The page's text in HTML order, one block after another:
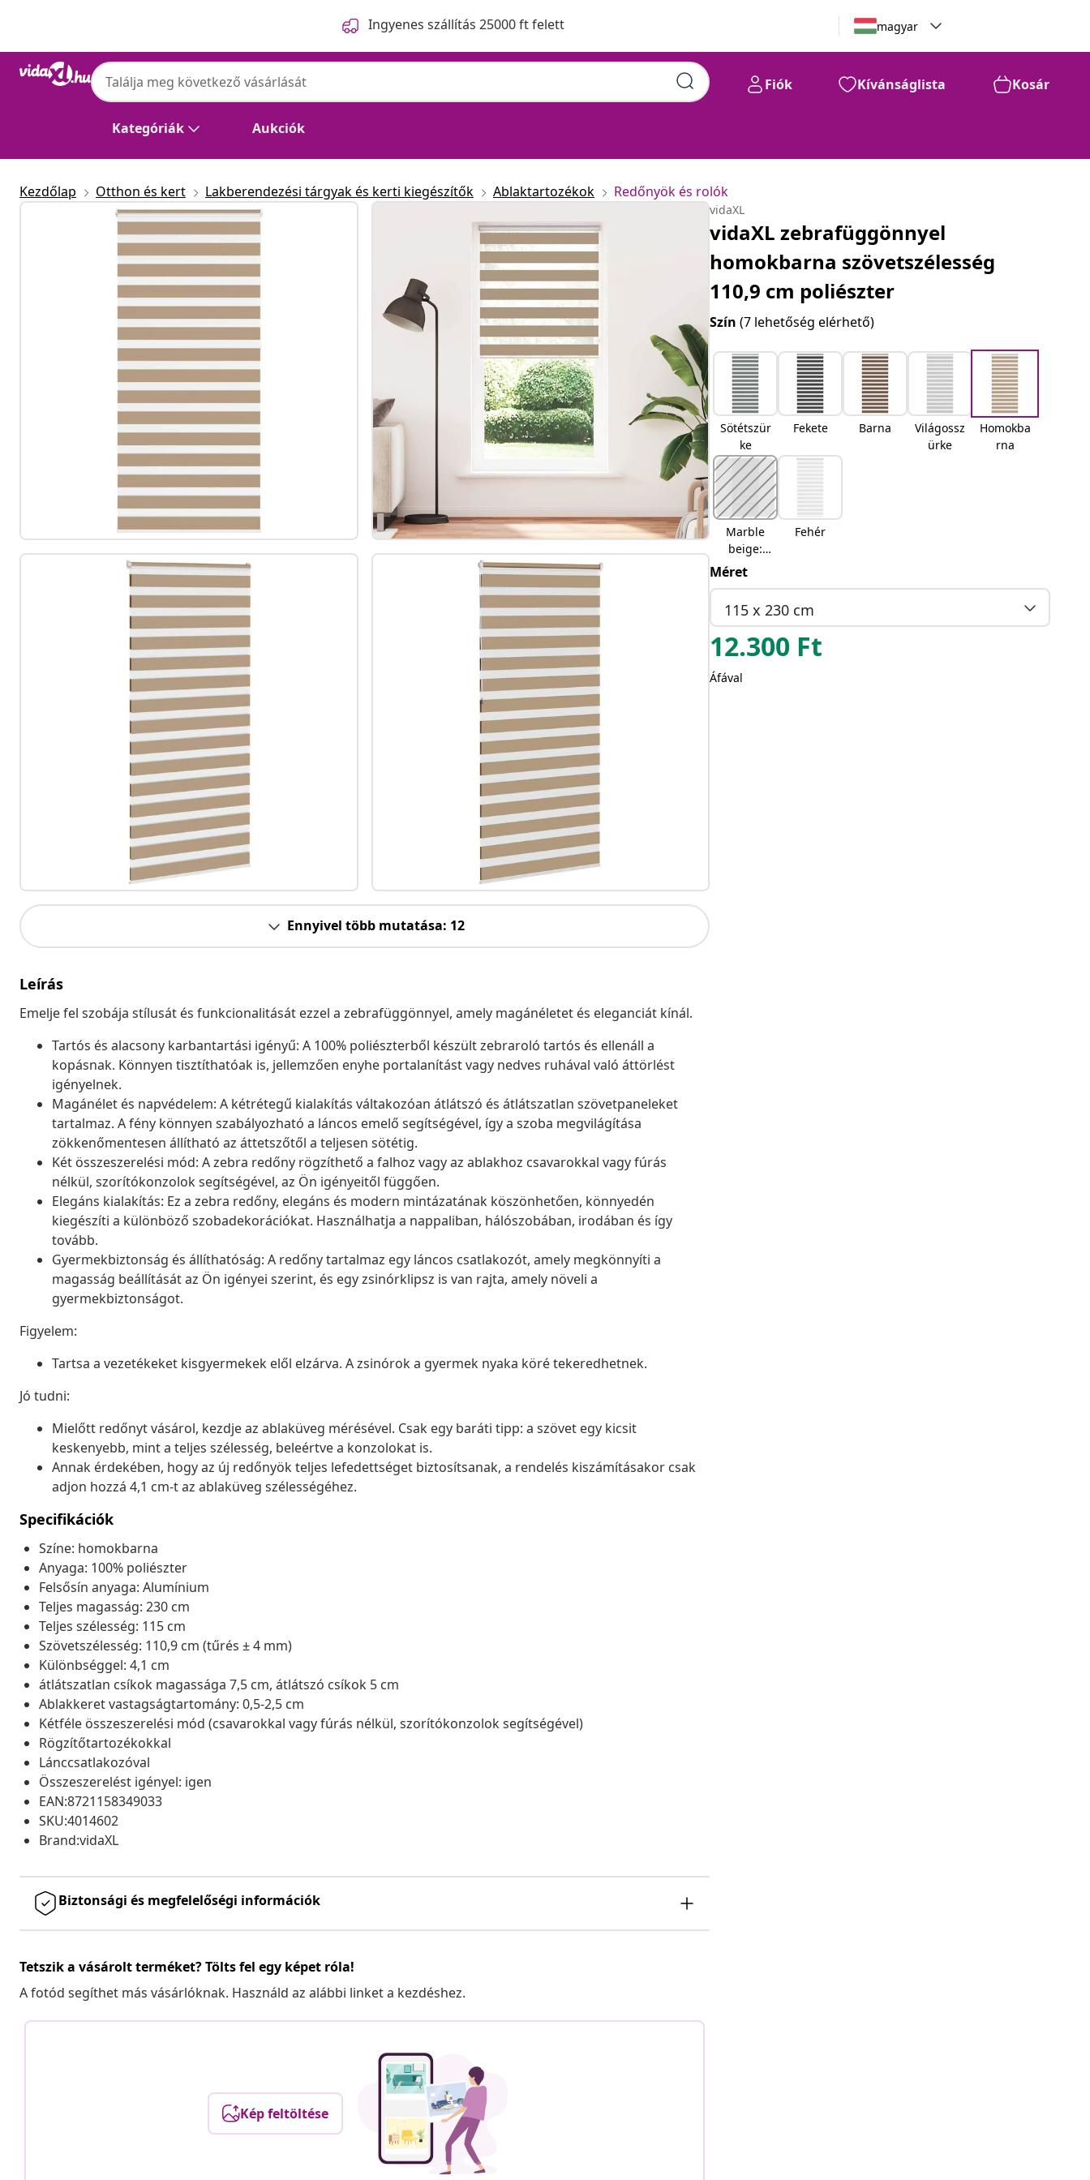
Ingyenes szállítás 25000 ft felett magyar
Kategóriák Aukciók
Fiók Kívánságlista Kosár
Kezdőlap Otthon és kert Lakberendezési tárgyak és kerti kiegészítők Ablaktartozékok Redőnyök és rolók
Ennyivel több mutatása: 12
Leírás
Emelje fel szobája stílusát és funkcionalitását ezzel a zebrafüggönnyel, amely magánéletet és eleganciát kínál.
Tartós és alacsony karbantartási igényű: A 100% poliészterből készült zebraroló tartós és ellenáll a
kopásnak. Könnyen tisztíthatóak is, jellemzően enyhe portalanítást vagy nedves ruhával való áttörlést
igényelnek.
Magánélet és napvédelem: A kétrétegű kialakítás váltakozóan átlátszó és átlátszatlan szövetpaneleket
tartalmaz. A fény könnyen szabályozható a láncos emelő segítségével, így a szoba megvilágítása
zökkenőmentesen állítható az áttetszőtől a teljesen sötétig.
Két összeszerelési mód: A zebra redőny rögzíthető a falhoz vagy az ablakhoz csavarokkal vagy fúrás
nélkül, szorítókonzolok segítségével, az Ön igényeitől függően.
Elegáns kialakítás: Ez a zebra redőny, elegáns és modern mintázatának köszönhetően, könnyedén
kiegészíti a különböző szobadekorációkat. Használhatja a nappaliban, hálószobában, irodában és így
tovább.
Gyermekbiztonság és állíthatóság: A redőny tartalmaz egy láncos csatlakozót, amely megkönnyíti a
magasság beállítását az Ön igényei szerint, és egy zsinórklipsz is van rajta, amely növeli a
gyermekbiztonságot.
Figyelem:
Tartsa a vezetékeket kisgyermekek elől elzárva. A zsinórok a gyermek nyaka köré tekeredhetnek.
Jó tudni:
Mielőtt redőnyt vásárol, kezdje az ablaküveg mérésével. Csak egy baráti tipp: a szövet egy kicsit
keskenyebb, mint a teljes szélesség, beleértve a konzolokat is.
Annak érdekében, hogy az új redőnyök teljes lefedettséget biztosítsanak, a rendelés kiszámításakor csak
adjon hozzá 4,1 cm-t az ablaküveg szélességéhez.
Specifikációk
Színe: homokbarna
Anyaga: 100% poliészter
Felsősín anyaga: Alumínium
Teljes magasság: 230 cm
Teljes szélesség: 115 cm
Szövetszélesség: 110,9 cm (tűrés ± 4 mm)
Különbséggel: 4,1 cm
átlátszatlan csíkok magassága 7,5 cm, átlátszó csíkok 5 cm
Ablakkeret vastagságtartomány: 0,5-2,5 cm
Kétféle összeszerelési mód (csavarokkal vagy fúrás nélkül, szorítókonzolok segítségével)
Rögzítőtartozékokkal
Lánccsatlakozóval
Összeszerelést igényel: igen
EAN:8721158349033
SKU:4014602
Brand:vidaXL
Biztonsági és megfelelőségi információk
Tetszik a vásárolt terméket? Tölts fel egy képet róla!
A fotód segíthet más vásárlóknak. Használd az alábbi linket a kezdéshez.
Kép feltöltése
vidaXL
vidaXL zebrafüggönnyel
homokbarna szövetszélesség
110,9 cm poliészter
Szín(7 lehetőség elérhető)
Sötétszür
ke
Fekete Barna
Világossz
ürke
Homokba
rna
Marble
beige:
Márvány
Fehér
Méret
115 x 230 cm
12.300 Ft
Áfával